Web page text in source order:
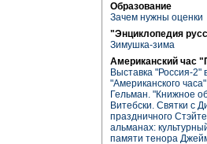
Образование
Зачем нужны оценки
"Энциклопедия
Зимушка-зима
Американский час
Выставка "Россия-2"
"Американского
Гельман. "Книжное
Витебски. Святки с
праздничного
альманах:
памяти тенора